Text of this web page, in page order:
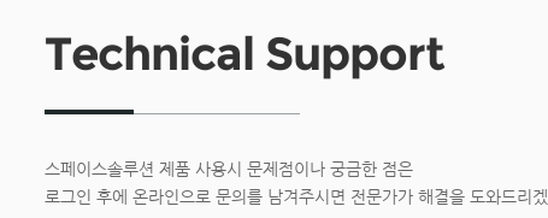
Technical Support
스페이스솔루션 제품 사용시 문제점이나 궁금한 점은
로그인 후에 온라인으로 문의를 남겨주시면 전문가가 해결을 도와드리겠